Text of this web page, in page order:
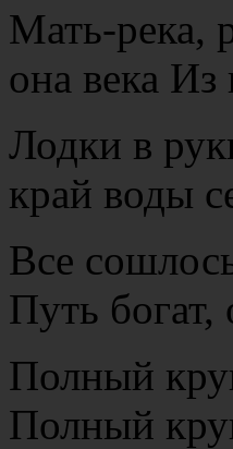
Мать-река,
она века Из
Лодки в
край воды
Все
Путь
Полный
Полный